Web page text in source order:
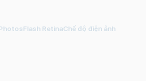
RetinaChế độ điện ảnh